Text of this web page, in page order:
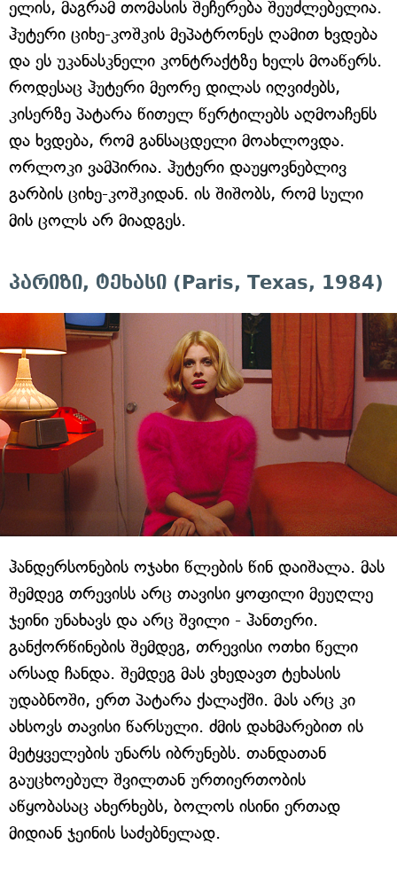
ელის, მაგრამ თომასის შეჩერება შეუძლებელია.
ჰუტერი ციხე-კოშკის მეპატრონეს ღამით ხვდება
და ეს უკანასკნელი კონტრაქტზე ხელს მოაწერს.
როდესაც ჰუტერი მეორე დილას იღვიძებს,
კისერზე პატარა წითელ წერტილებს აღმოაჩენს
და ხვდება, რომ განსაცდელი მოახლოვდა.
ორლოკი ვამპირია. ჰუტერი დაუყოვნებლივ
გარბის ციხე-კოშკიდან. ის შიშობს, რომ სული
მის ცოლს არ მიადგეს.
პარიზი, ტეხასი (Paris, Texas, 1984)
ჰანდერსონების ოჯახი წლების წინ დაიშალა. მას
შემდეგ თრევისს არც თავისი ყოფილი მეუღლე
ჯეინი უნახავს და არც შვილი - ჰანთერი.
განქორწინების შემდეგ, თრევისი ოთხი წელი
არსად ჩანდა. შემდეგ მას ვხედავთ ტეხასის
უდაბნოში, ერთ პატარა ქალაქში. მას არც კი
ახსოვს თავისი წარსული. ძმის დახმარებით ის
მეტყველების უნარს იბრუნებს. თანდათან
გაუცხოებულ შვილთან ურთიერთობის
აწყობასაც ახერხებს, ბოლოს ისინი ერთად
მიდიან ჯეინის საძებნელად.